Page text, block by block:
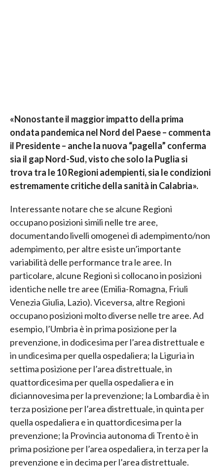
«Nonostante il maggior impatto della prima
ondata pandemica nel Nord del Paese – commenta
il Presidente – anche la nuova “pagella” conferma
sia il gap Nord-Sud, visto che solo la Puglia si
trova tra le 10 Regioni adempienti, sia le condizioni
estremamente critiche della sanità in Calabria».
Interessante notare che se alcune Regioni
occupano posizioni simili nelle tre aree,
documentando livelli omogenei di adempimento/non
adempimento, per altre esiste un’importante
variabilità delle performance tra le aree. In
particolare, alcune Regioni si collocano in posizioni
identiche nelle tre aree (Emilia-Romagna, Friuli
Venezia Giulia, Lazio). Viceversa, altre Regioni
occupano posizioni molto diverse nelle tre aree. Ad
esempio, l’Umbria è in prima posizione per la
prevenzione, in dodicesima per l’area distrettuale e
in undicesima per quella ospedaliera; la Liguria in
settima posizione per l’area distrettuale, in
quattordicesima per quella ospedaliera e in
diciannovesima per la prevenzione; la Lombardia è in
terza posizione per l’area distrettuale, in quinta per
quella ospedaliera e in quattordicesima per la
prevenzione; la Provincia autonoma di Trento è in
prima posizione per l’area ospedaliera, in terza per la
prevenzione e in decima per l’area distrettuale.